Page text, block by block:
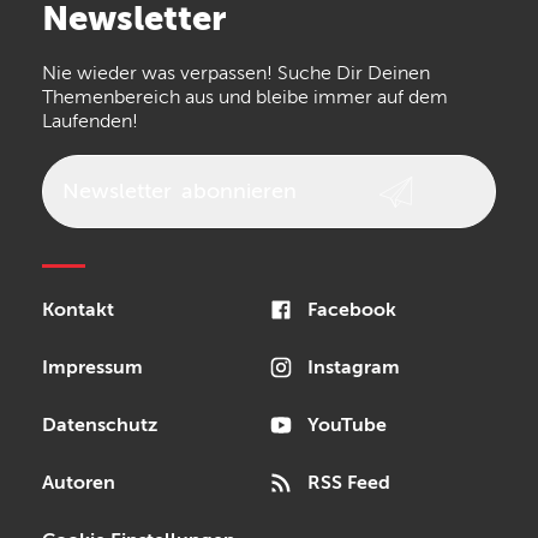
the t.bone
Walrus Audio Epiphone
Newsletter
Nie wieder was verpassen! Suche Dir Deinen
Themenbereich aus und bleibe immer auf dem
Laufenden!
Kontakt
Impressum
Datenschutz
Autoren
Facebook
Instagram
YouTube
RSS Feed